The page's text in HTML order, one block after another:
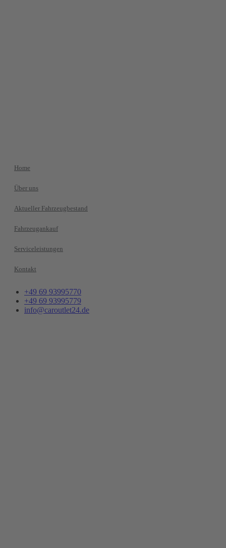
Home
Über uns
Aktueller Fahrzeugbestand
Fahrzeugankauf
Serviceleistungen
Kontakt
+49 69 93995770
+49 69 93995779
info@caroutlet24.de